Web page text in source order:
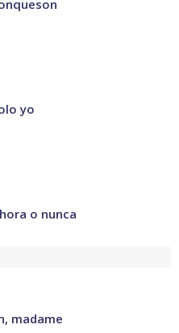
yo
o nunca
madame